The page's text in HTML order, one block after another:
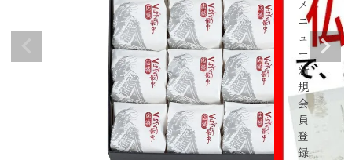
メ
ニ
ュ
ー
新
規
会
員
登
録